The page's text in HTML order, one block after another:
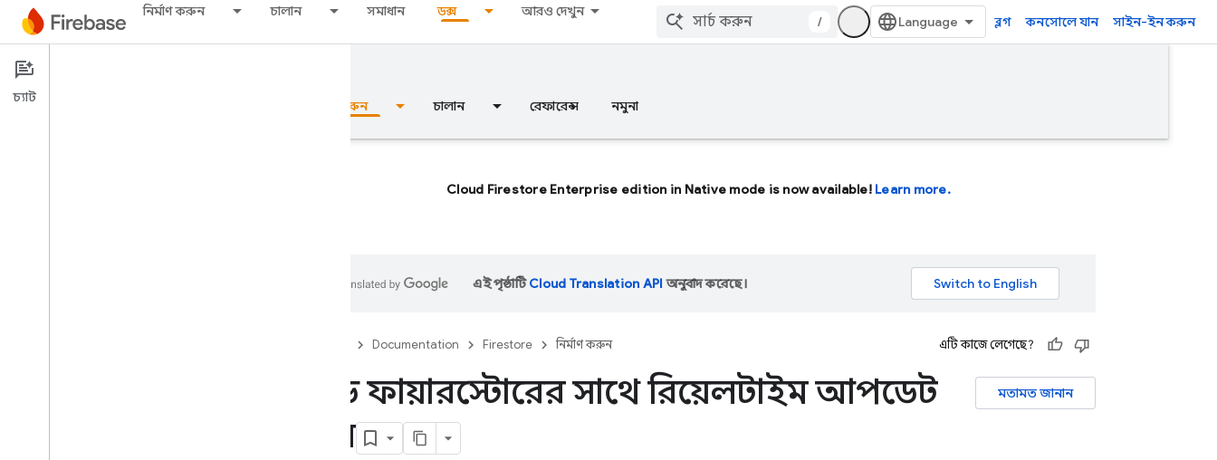
নির্মাণ করুন চালান সমাধান ডক্স আরও দেখুন
/ ব্লগ কনসোলে যান সাইন-ইন করুন
Documentation
ওভারভিউ নির্মাণ করুন চালান রেফারেন্স নমুনা
Cloud Firestore Enterprise edition in Native mode is now available! Learn more.
এই পৃষ্ঠাটিCloud Translation API অনুবাদ করেছে।
Documentation Firestore নির্মাণ করুন এটি কাজে লেগেছে?
মতামত জানান
ক্লাউড ফায়ারস্টোরের সাথে রিয়েলটাইম আপডেট
পান
চ্যাট